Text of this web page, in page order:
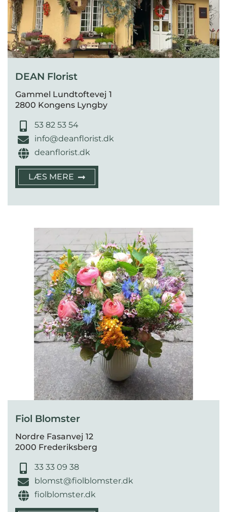
DEAN Florist
Gammel Lundtoftevej 1
2800 Kongens Lyngby
53 82 53 54
info@deanflorist.dk
deanflorist.dk
LÆS MERE
Fiol Blomster
Nordre Fasanvej 12
2000 Frederiksberg
33 33 09 38
blomst@fiolblomster.dk
fiolblomster.dk